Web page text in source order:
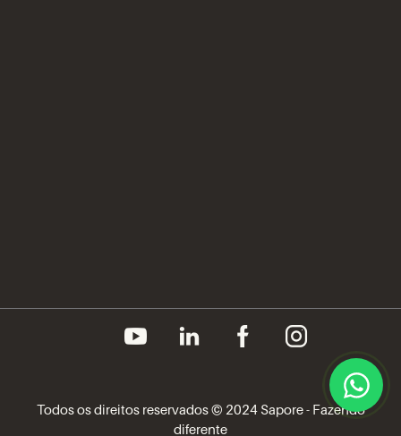
Todos os direitos reservados © 2024 Sapore - Fazendo
diferente